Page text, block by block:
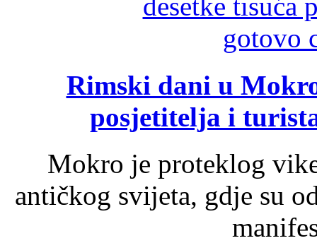
Rimski dani u
posjetitelja i
Mokro je proteklog
antičkog svijeta, gdje su